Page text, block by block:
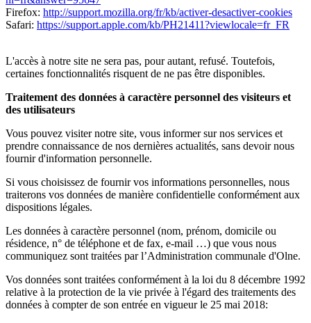
Firefox: http://support.mozilla.org/fr/kb/activer-desactiver-cookies
Safari: https://support.apple.com/kb/PH21411?viewlocale=fr_FR
L'accès à notre site ne sera pas, pour autant, refusé. Toutefois,
certaines fonctionnalités risquent de ne pas être disponibles.
Traitement des données à caractère personnel des visiteurs et
des utilisateurs
Vous pouvez visiter notre site, vous informer sur nos services et
prendre connaissance de nos dernières actualités, sans devoir nous
fournir d'information personnelle.
Si vous choisissez de fournir vos informations personnelles, nous
traiterons vos données de manière confidentielle conformément aux
dispositions légales.
Les données à caractère personnel (nom, prénom, domicile ou
résidence, n° de téléphone et de fax, e-mail …) que vous nous
communiquez sont traitées par l’Administration communale d'Olne.
Vos données sont traitées conformément à la loi du 8 décembre 1992
relative à la protection de la vie privée à l'égard des traitements des
données à compter de son entrée en vigueur le 25 mai 2018: